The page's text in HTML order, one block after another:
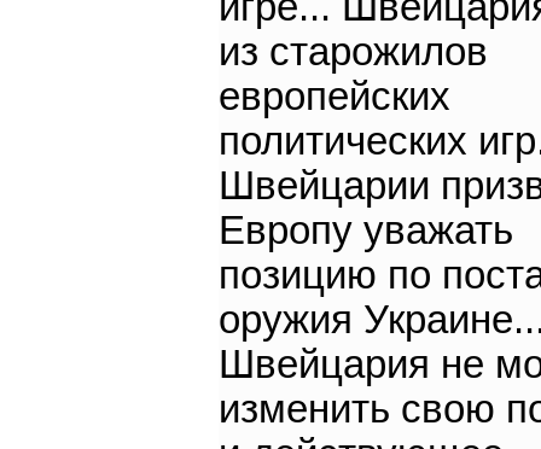
из старожилов
европейских
политических
Швейцарии
Европу уважать
позицию по
оружия
Швейцария не
изменить свою